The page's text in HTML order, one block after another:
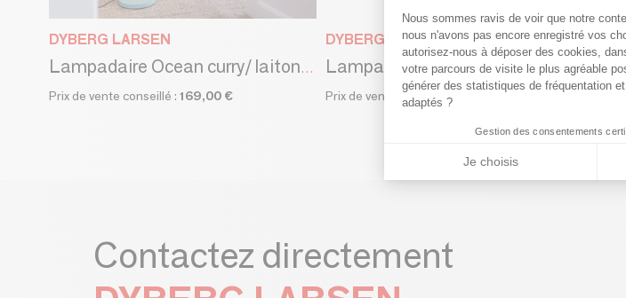
DYBERG LARSEN
Lampadaire Ocean curry/ laiton/ turquoise
Prix de vente conseillé : 169,00 €
DYBERG LARSEN
Lampadaire Como smoke/ laiton
Prix de vente conseillé : 339,00 €
Contactez directement
Plateforme de
Nous sommes ravis de voir que notre
nous n'avons pas encore enregistré vos
autorisez-nous à déposer des cookies,
votre parcours de visite le plus agréable
générer des statistiques de fréquentation
adaptés ?
Gestion des consentements
Je choisis
Axeptio